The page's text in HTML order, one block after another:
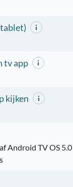
tv app
kijken
Android TV OS 5.0